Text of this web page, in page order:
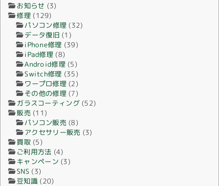
お知らせ (3)
修理 (129)
パソコン修理 (32)
データ復旧 (1)
iPhone修理 (39)
iPad修理 (8)
Android修理 (5)
Switch修理 (35)
ワープロ修理 (2)
その他の修理 (7)
ガラスコーティング(52)
販売(11)
パソコン販売 (8)
アクセサリー販売 (3)
買取(5)
ご利用方法 (4)
キャンペーン (3)
SNS (3)
豆知識 (20)